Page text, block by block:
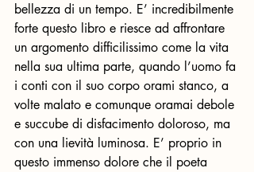
bellezza di un tempo. E’ incredibilmente
forte questo libro e riesce ad affrontare
un argomento difficilissimo come la vita
nella sua ultima parte, quando l’uomo fa
i conti con il suo corpo orami stanco, a
volte malato e comunque oramai debole
e succube di disfacimento doloroso, ma
con una lievità luminosa. E’ proprio in
questo immenso dolore che il poeta